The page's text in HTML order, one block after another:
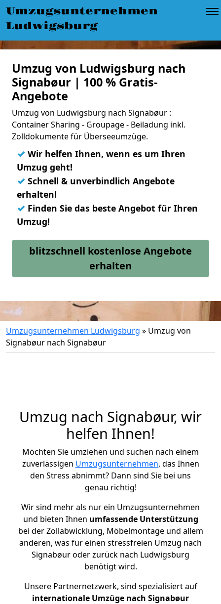
Umzugsunternehmen
Ludwigsburg
Umzug von Ludwigsburg nach
Signabøur | 100 % Gratis-
Angebote
Umzug von Ludwigsburg nach Signabøur :
Container Sharing - Groupage - Beiladung inkl.
Zolldokumente für Überseeumzüge.
✓ Wir helfen Ihnen, wenn es um Ihren
Umzug geht!
✓ Schnell & unverbindlich Angebote
erhalten!
✓ Finden Sie das beste Angebot für Ihren
Umzug!
blitzschnell kostenlose Angebote
erhalten
Umzugsunternehmen Ludwigsburg » Umzug von
Signabøur nach Signabøur
Umzug nach Signabøur, wir
helfen Ihnen!
Möchten Sie umziehen und suchen nach einem
zuverlässigen Umzugsunternehmen, das Ihnen
den Stress abnimmt? Dann sind Sie bei uns
genau richtig!
Wir sind mehr als nur ein Umzugsunternehmen
und bieten Ihnen umfassende Unterstützung
bei der Zollabwicklung, Möbelmontage und allem
anderen, was für einen stressfreien Umzug nach
Signabøur oder zurück nach Ludwigsburg
benötigt wird.
Unsere Partnernetzwerk, sind spezialisiert auf
internationale Umzüge nach Signabøur